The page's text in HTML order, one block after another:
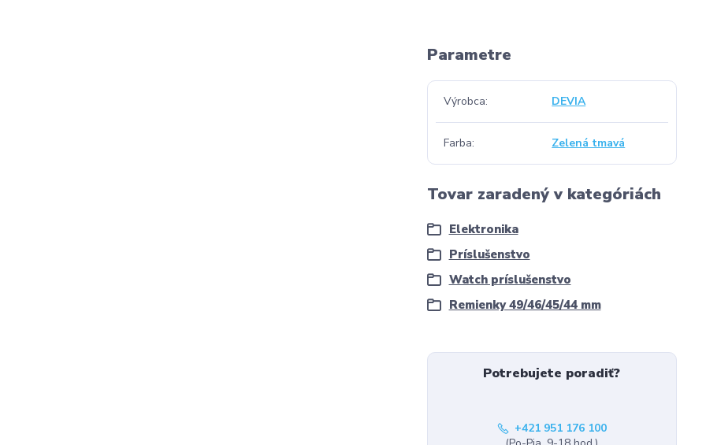
Parametre
Výrobca DEVIA
Farba Zelená tmavá
Tovar zaradený v kategóriách
Elektronika
Príslušenstvo
Watch príslušenstvo
Remienky 49/46/45/44 mm
Potrebujete poradiť?
+421 951 176 100